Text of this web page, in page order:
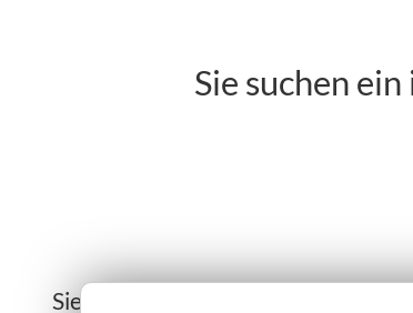
Sie suchen
Sie suchen ein individuell